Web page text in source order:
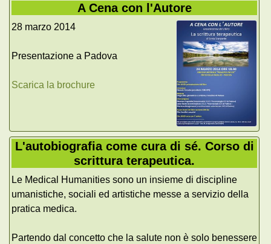
A Cena con l'Autore
28 marzo 2014
Presentazione a Padova
Scarica la brochure
L'autobiografia come cura di sé. Corso di
scrittura terapeutica.
Le Medical Humanities sono un insieme di discipline
umanistiche, sociali ed artistiche messe a servizio della
pratica medica.
Partendo dal concetto che la salute non è solo benessere